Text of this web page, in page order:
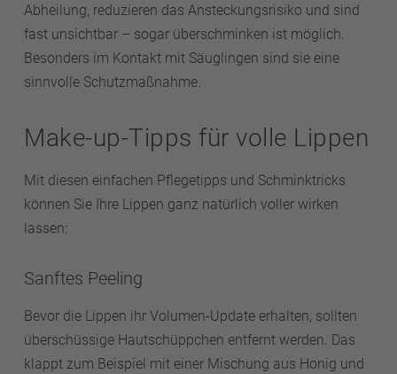
Abheilung, reduzieren das Ansteckungsrisiko und sind
fast unsichtbar – sogar überschminken ist möglich.
Besonders im Kontakt mit Säuglingen sind sie eine
sinnvolle Schutzmaßnahme.
Make-up-Tipps für volle Lippen
Mit diesen einfachen Pflegetipps und Schminktricks
können Sie Ihre Lippen ganz natürlich voller wirken
lassen:
Sanftes Peeling
Bevor die Lippen ihr Volumen-Update erhalten, sollten
überschüssige Hautschüppchen entfernt werden. Das
klappt zum Beispiel mit einer Mischung aus Honig und